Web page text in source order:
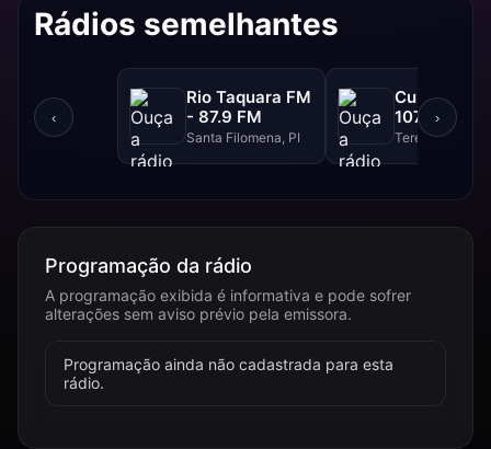
Rádios semelhantes
‹
Rio Taquara FM
- 87.9 FM
Santa Filomena, PI
Cultura FM
107.9 FM
Teresina, PI
›
Programação da rádio
A programação exibida é informativa e pode sofrer
alterações sem aviso prévio pela emissora.
Programação ainda não cadastrada para esta
rádio.